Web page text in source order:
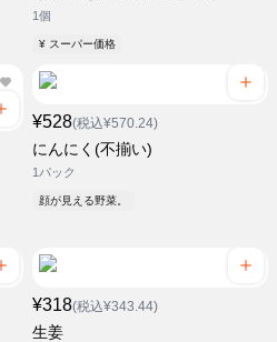
1個
¥ スーパー価格
¥528(税込¥570.24)
にんにく(不揃い)
1パック
顔が見える野菜。
¥318(税込¥343.44)
生姜